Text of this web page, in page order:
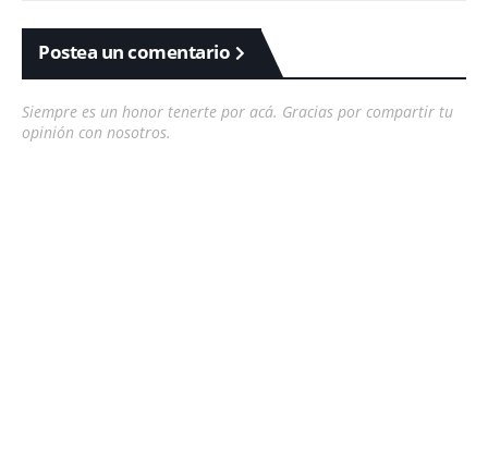
Postea un comentario
Siempre es un honor tenerte por acá. Gracias por compartir tu
opinión con nosotros.